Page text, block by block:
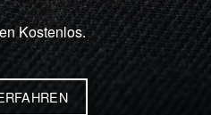
Kostenlos.